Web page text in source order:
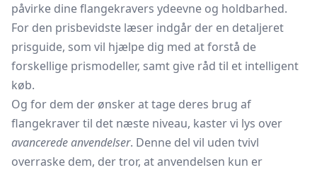
påvirke dine flangekravers ydeevne og holdbarhed.
For den prisbevidste læser indgår der en detaljeret
prisguide, som vil hjælpe dig med at forstå de
forskellige prismodeller, samt give råd til et intelligent
køb.
Og for dem der ønsker at tage deres brug af
flangekraver til det næste niveau, kaster vi lys over
avancerede anvendelser. Denne del vil uden tvivl
overraske dem, der tror, at anvendelsen kun er